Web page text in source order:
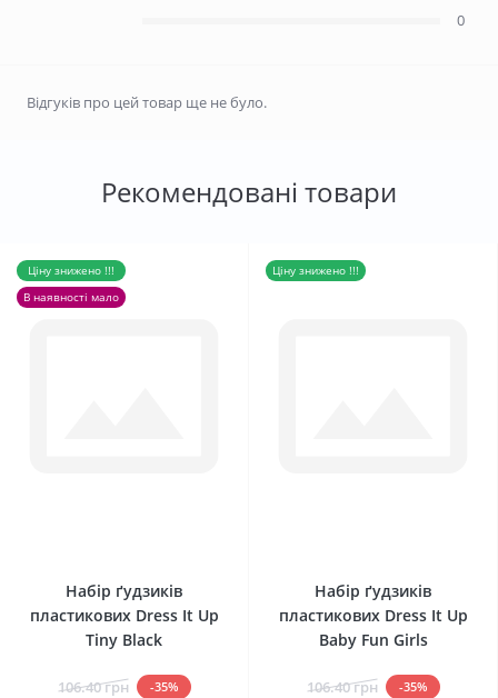
0
Відгуків про цей товар ще не було.
Рекомендовані товари
Ціну знижено !!!
В наявності мало
Набір ґудзиків
пластикових Dress It Up
Tiny Black
106.40 грн -35%
Ціну знижено !!!
Набір ґудзиків
пластикових Dress It Up
Baby Fun Girls
106.40 грн -35%